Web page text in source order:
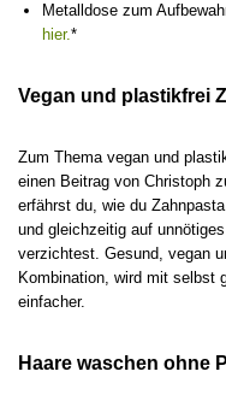
Metalldose zum
hier.*
Vegan und plastikfrei
Zum Thema vegan und
einen Beitrag von Christoph
erfährst du, wie du
und gleichzeitig auf
verzichtest. Gesund, vegan
Kombination, wird mit selbst
einfacher.
Haare waschen ohne